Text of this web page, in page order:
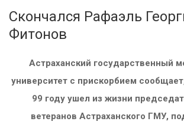
Скончался Рафаэль
Фитонов
Астраханский государственный
университет с прискорбием
99 году ушел из жизни
ветеранов Астраханского ГМУ,